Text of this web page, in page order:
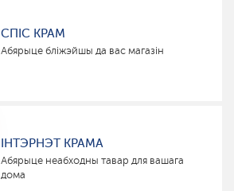
СПІС КРАМ
Абярыце бліжэйшы да вас магазін
ІНТЭРНЭТ КРАМА
Абярыце неабходны тавар для вашага
дома